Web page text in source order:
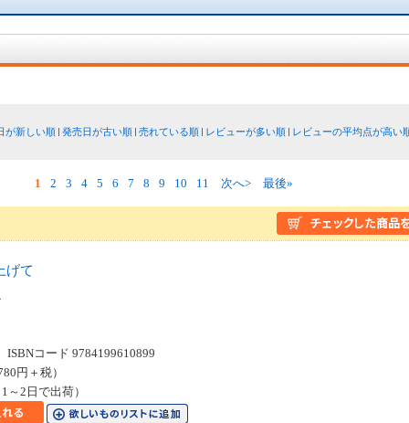
が新しい順 発売日が古い順 売れている順 レビューが多い順 レビューの平均点が高い
1 2 3 4 5 6 7 8 9 10 11 次へ> 最後»
げて
コード 9784199610899
円＋税）
～2日で出荷）